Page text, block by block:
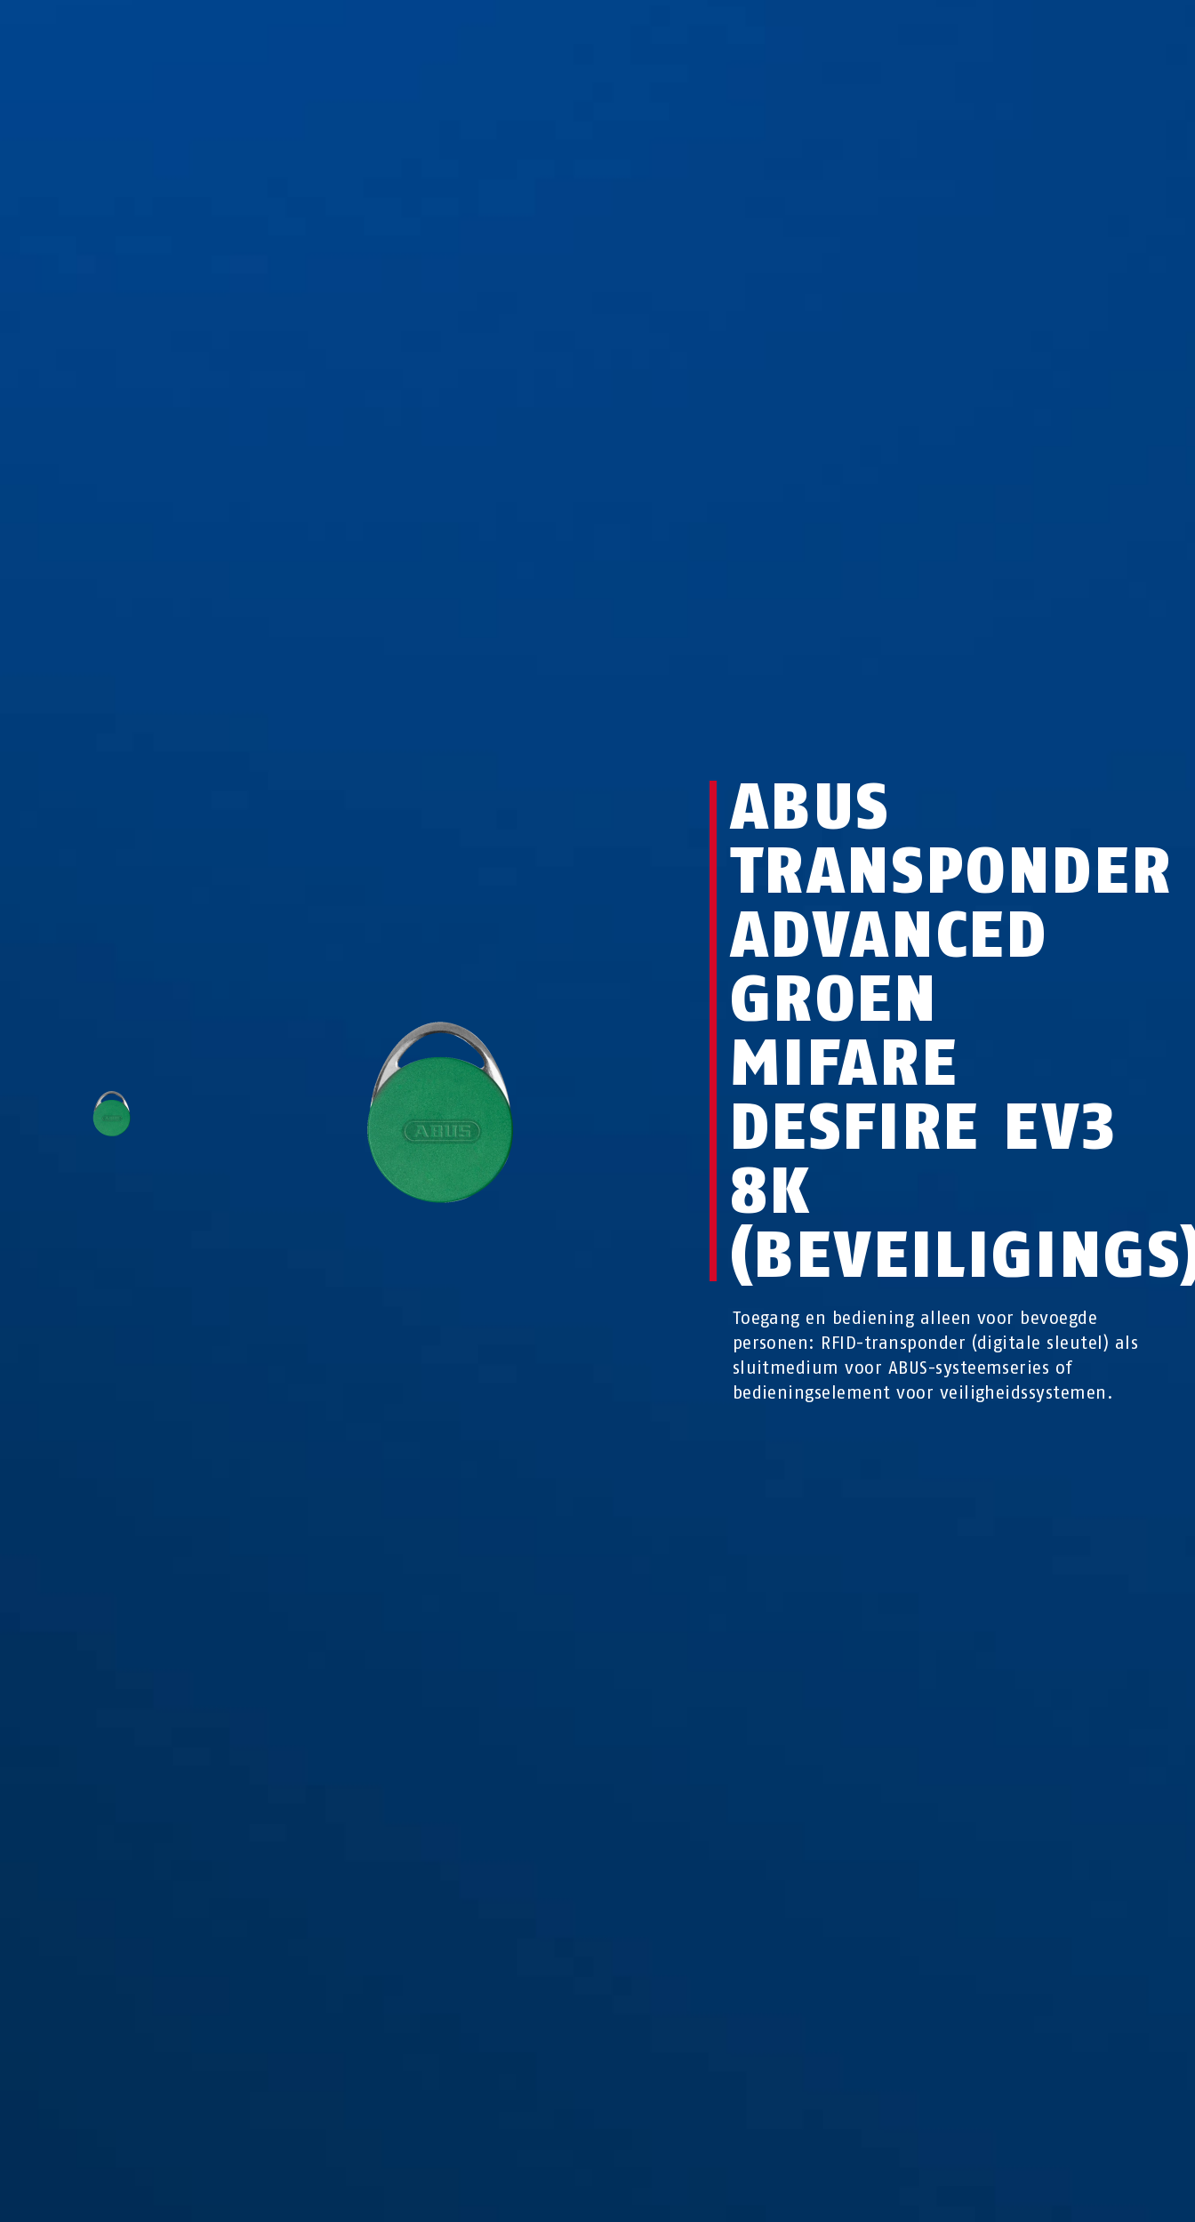
ABUS
TRANSPONDER
ADVANCED
GROEN
MIFARE
DESFIRE EV3
8K
Toegang en bediening alleen voor bevoegde
personen: RFID-transponder (digitale sleutel) als
sluitmedium voor ABUS-systeemseries of
bedieningselement voor veiligheidssystemen.